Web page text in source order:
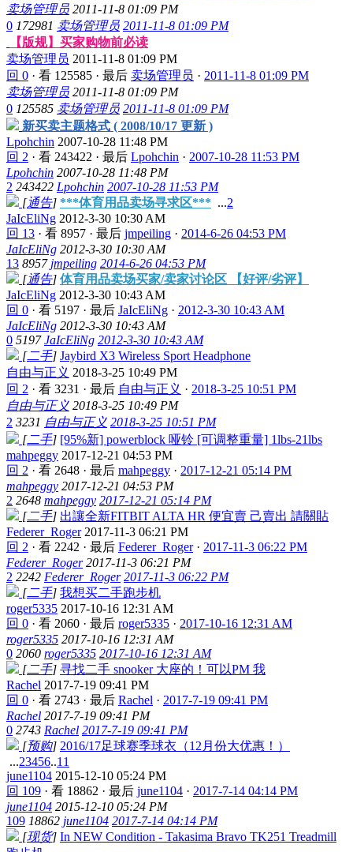
卖场管理员 2011-11-8 01:09 PM
0 172981 卖场管理员 2011-11-8 01:09 PM
【版规】买家购物前必读
卖场管理员 2011-11-8 01:09 PM
回 0 · 看 125585 · 最后 卖场管理员 · 2011-11-8 01:09 PM
卖场管理员 2011-11-8 01:09 PM
0 125585 卖场管理员 2011-11-8 01:09 PM
新买卖主题格式 ( 2008/10/17 更新 )
Lpohchin 2007-10-28 11:48 PM
回 2 · 看 243422 · 最后 Lpohchin · 2007-10-28 11:53 PM
Lpohchin 2007-10-28 11:48 PM
2 243422 Lpohchin 2007-10-28 11:53 PM
[通告] ***体育用品卖场寻求区*** ...2
JaIcEliNg 2012-3-30 10:30 AM
回 13 · 看 8957 · 最后 jmpeiling · 2014-6-26 04:53 PM
JaIcEliNg 2012-3-30 10:30 AM
13 8957 jmpeiling 2014-6-26 04:53 PM
[通告] 体育用品卖场买家/卖家讨论区 【好评/劣评】
JaIcEliNg 2012-3-30 10:43 AM
回 0 · 看 5197 · 最后 JaIcEliNg · 2012-3-30 10:43 AM
JaIcEliNg 2012-3-30 10:43 AM
0 5197 JaIcEliNg 2012-3-30 10:43 AM
[二手] Jaybird X3 Wireless Sport Headphone
自由与正义 2018-3-25 10:49 PM
回 2 · 看 3231 · 最后 自由与正义 · 2018-3-25 10:51 PM
自由与正义 2018-3-25 10:49 PM
2 3231 自由与正义 2018-3-25 10:51 PM
[二手] [95%新] powerblock 哑铃 [可调整重量] 1lbs-21lbs
mahpeggy 2017-12-21 04:53 PM
回 2 · 看 2648 · 最后 mahpeggy · 2017-12-21 05:14 PM
mahpeggy 2017-12-21 04:53 PM
2 2648 mahpeggy 2017-12-21 05:14 PM
[二手] 出讓全新FITBIT ALTA HR 便宜賣 己賣出 請關貼
Federer_Roger 2017-11-3 06:21 PM
回 2 · 看 2242 · 最后 Federer_Roger· 2017-11-3 06:22 PM
Federer_Roger 2017-11-3 06:21 PM
2 2242 Federer_Roger 2017-11-3 06:22 PM
[二手] 我想买二手跑步机
roger5335 2017-10-16 12:31 AM
回 0 · 看 2060 · 最后 roger5335 · 2017-10-16 12:31 AM
roger5335 2017-10-16 12:31 AM
0 2060 roger5335 2017-10-16 12:31 AM
[二手] 寻找二手 snooker 大座的！可以PM 我
Rachel 2017-7-19 09:41 PM
回 0 · 看 2743 · 最后 Rachel · 2017-7-19 09:41 PM
Rachel 2017-7-19 09:41 PM
0 2743 Rachel 2017-7-19 09:41 PM
[预购] 2016/17足球赛季球衣（12月份大优惠！）
...23456..11
june1104 2015-12-10 05:24 PM
回 109 · 看 18862 · 最后 june1104 · 2017-7-14 04:14 PM
june1104 2015-12-10 05:24 PM
109 18862 june1104 2017-7-14 04:14 PM
[现货] In NEW Condition - Takasima Bravo TK251 Treadmill